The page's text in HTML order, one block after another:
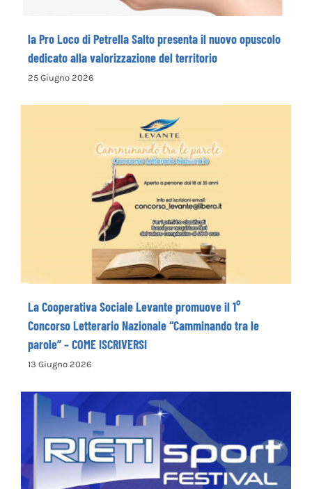
dedicato alla valorizzazione del territorio
25 Giugno 2026
La Cooperativa Sociale Levante promuove
il 1° Concorso Letterario Nazionale
“Camminando tra le parole” – COME
ISCRIVERSI
La Cooperativa Sociale Levante promuove il 1°
Concorso Letterario Nazionale “Camminando tra le
parole” – COME ISCRIVERSI
13 Giugno 2026